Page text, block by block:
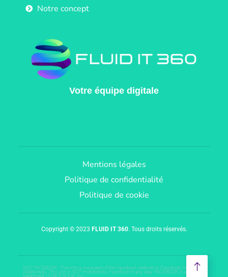
Notre concept
Votre équipe digitale
Mentions légales
Politique de confidentialité
Politique de cookie
Copyright © 2023 FLUID IT 360. Tous droits réservés.
NOT FACEBOOK: This site is not a part of the Facebook website or Facebook Inc.
Additionally, This site is NOT endorsed by Facebook in any way. FACEBOOK is a
trademark of FACEBOOK, Inc.